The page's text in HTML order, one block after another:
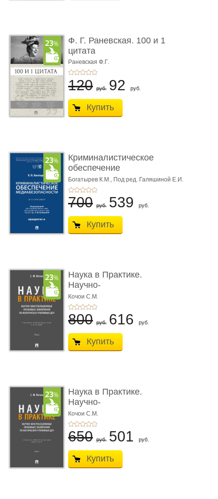
Ф. Г. Раневская. 100 и 1
цитата
Раневская Ф.Г.
120 руб. 92 руб.
Купить
Криминалистическое
обеспечение
медиабезопас� ...
Богатырев К.М., Под ред. Галяшиной Е.И.
700 руб. 539 руб.
Купить
Наука в Практике.
Научно-
консультационные (пра
...
Кочои С.М.
800 руб. 616 руб.
Купить
Наука в Практике.
Научно-
консультационные (пра
...
Кочои С.М.
650 руб. 501 руб.
Купить